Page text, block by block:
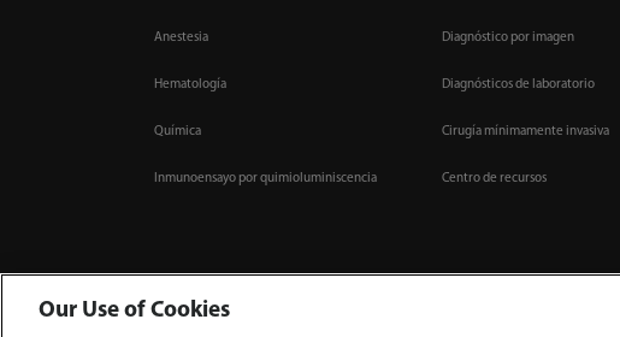
Anestesia
Hematología
Química
Inmunoensayo por quimioluminiscencia
Diagnóstico por imagen
Diagnósticos de laboratorio
Cirugía mínimamente invasiva
Centro de recursos
Our Use of Cookies